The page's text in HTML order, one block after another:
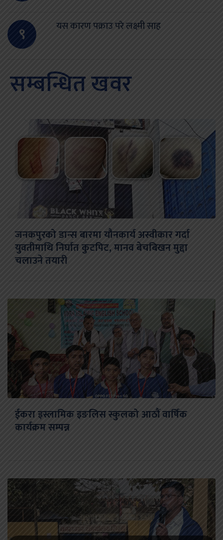
९ यस कारण पक्राउ परे लक्ष्मी साह
सम्बन्धित खवर
जनकपुरको डान्स बारमा यौनकार्य अस्वीकार गर्दा
युवतीमाथि निर्घात कुटपिट, मानव बेचबिखन मुद्दा
चलाउने तयारी
ईकरा इस्लामिक इङलिस स्कुलको आठौं वार्षिक
कार्यक्रम सम्पन्न